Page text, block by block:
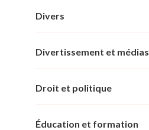
Divers
Divertissement et médias
Droit et politique
Éducation et formation